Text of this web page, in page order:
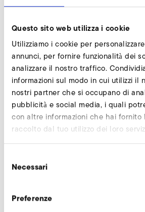
Questo sito web utilizza i cookie
Utilizziamo i cookie per
annunci, per fornire funzionalità dei
analizzare il nostro traffico.
informazioni sul modo in cui utilizzi il
nostri partner che si occupano di
pubblicità e social media, i quali
con altre informazioni che hai fornito
raccolto dal tuo utilizzo dei loro
delNecessari
Preferenze
d3
d5
l2
l4
l5